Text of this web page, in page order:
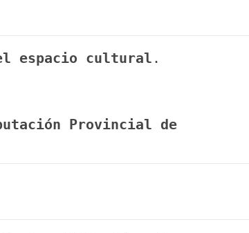
espacio cultural .
Provincial de